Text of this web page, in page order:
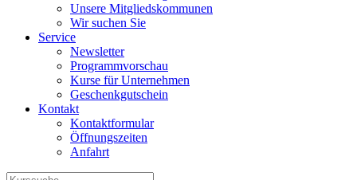
Unsere Mitgliedskommunen
Wir suchen Sie
Service
Newsletter
Programmvorschau
Kurse für Unternehmen
Geschenkgutschein
Kontakt
Kontaktformular
Öffnungszeiten
Anfahrt